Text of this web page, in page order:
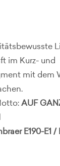
im Kurz- und
mit dem
AUF
E190-E1 /